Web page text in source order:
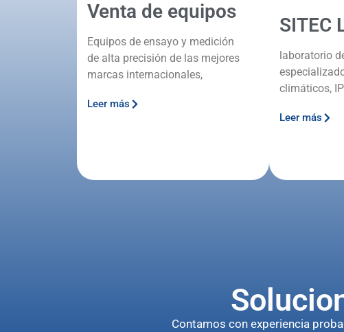
Venta de equipos
Equipos de ensayo y medición
de alta precisión de las mejores
marcas internacionales,
Leer más
SITEC
laboratorio
climáticos,
Leer más
Contamos con experiencia